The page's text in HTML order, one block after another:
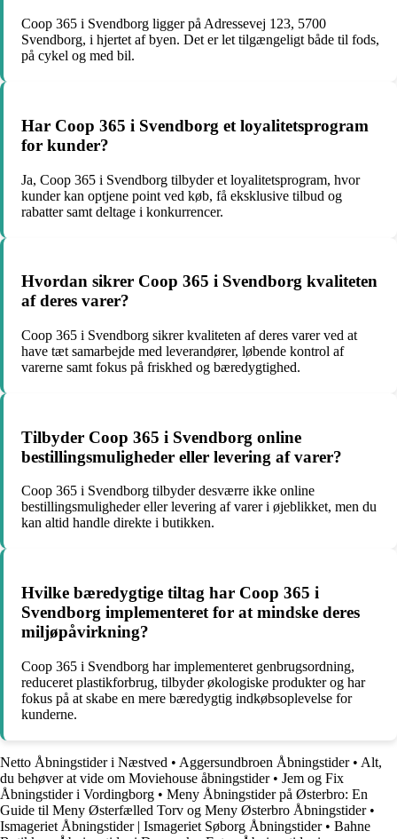
Coop 365 i Svendborg ligger på Adressevej 123, 5700
Svendborg, i hjertet af byen. Det er let tilgængeligt både til fods,
på cykel og med bil.
Har Coop 365 i Svendborg et loyalitetsprogram
for kunder?
Ja, Coop 365 i Svendborg tilbyder et loyalitetsprogram, hvor
kunder kan optjene point ved køb, få eksklusive tilbud og
rabatter samt deltage i konkurrencer.
Hvordan sikrer Coop 365 i Svendborg kvaliteten
af deres varer?
Coop 365 i Svendborg sikrer kvaliteten af deres varer ved at
have tæt samarbejde med leverandører, løbende kontrol af
varerne samt fokus på friskhed og bæredygtighed.
Tilbyder Coop 365 i Svendborg online
bestillingsmuligheder eller levering af varer?
Coop 365 i Svendborg tilbyder desværre ikke online
bestillingsmuligheder eller levering af varer i øjeblikket, men du
kan altid handle direkte i butikken.
Hvilke bæredygtige tiltag har Coop 365 i
Svendborg implementeret for at mindske deres
miljøpåvirkning?
Coop 365 i Svendborg har implementeret genbrugsordning,
reduceret plastikforbrug, tilbyder økologiske produkter og har
fokus på at skabe en mere bæredygtig indkøbsoplevelse for
kunderne.
Netto Åbningstider i Næstved • Aggersundbroen Åbningstider• Alt,
du behøver at vide om Moviehouse åbningstider• Jem og Fix
Åbningstider i Vordingborg • Meny Åbningstider på Østerbro: En
Guide til Meny Østerfælled Torv og Meny Østerbro Åbningstider•
Ismageriet Åbningstider | Ismageriet Søborg Åbningstider• Bahne